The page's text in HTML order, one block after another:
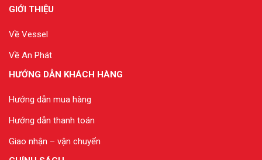
GIỚI THIỆU
Về Vessel
Về An Phát
HƯỚNG DẪN KHÁCH HÀNG
Hướng dẫn mua hàng
Hướng dẫn thanh toán
Giao nhận – vận chuyển